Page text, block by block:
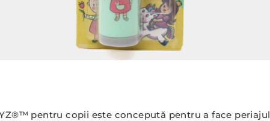
pentru copii este concepută pentru a face